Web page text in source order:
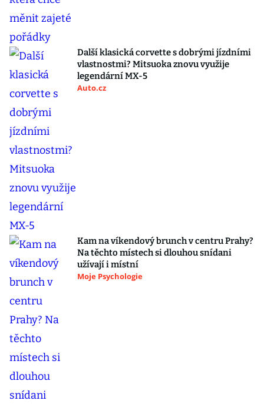
Další klasická corvette s dobrými jízdními
vlastnostmi? Mitsuoka znovu využije
legendární MX-5
Auto.cz
Kam na víkendový brunch v centru Prahy?
Na těchto místech si dlouhou snídani
užívají i místní
Moje Psychologie